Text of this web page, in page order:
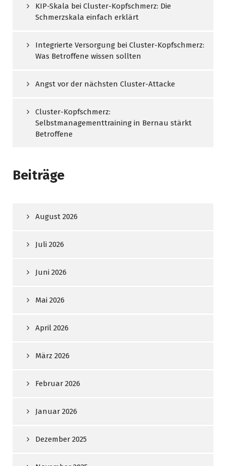
KIP-Skala bei Cluster-Kopfschmerz: Die
Schmerzskala einfach erklärt
Integrierte Versorgung bei Cluster-Kopfschmerz:
Was Betroffene wissen sollten
Angst vor der nächsten Cluster-Attacke
Cluster-Kopfschmerz:
Selbstmanagementtraining in Bernau stärkt
Betroffene
Beiträge
August 2026
Juli 2026
Juni 2026
Mai 2026
April 2026
März 2026
Februar 2026
Januar 2026
Dezember 2025